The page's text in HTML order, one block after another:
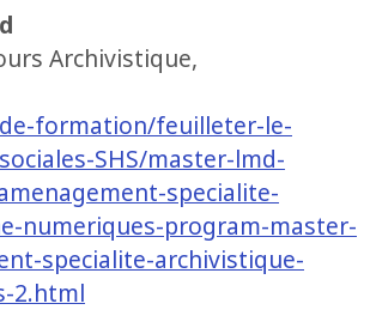
Archivistique,
formation/feuilleter-le-
SHS/master-lmd-
specialite-
numeriques-program-master-
specialite-archivistique-
2.html